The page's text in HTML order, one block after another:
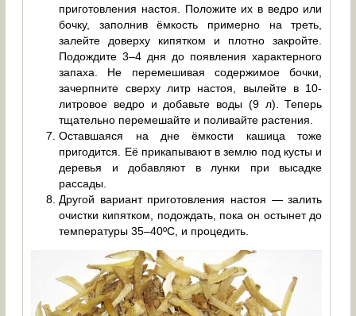
приготовления настоя. Положите их в ведро или
бочку, заполнив ёмкость примерно на треть,
залейте доверху кипятком и плотно закройте.
Подождите 3–4 дня до появления характерного
запаха. Не перемешивая содержимое бочки,
зачерпните сверху литр настоя, вылейте в 10-
литровое ведро и добавьте воды (9 л). Теперь
тщательно перемешайте и поливайте растения.
Оставшаяся на дне ёмкости кашица тоже
пригодится. Её прикапывают в землю под кусты и
деревья и добавляют в лунки при высадке
рассады.
Другой вариант приготовления настоя — залить
очистки кипятком, подождать, пока он остынет до
температуры 35–40ºС, и процедить.